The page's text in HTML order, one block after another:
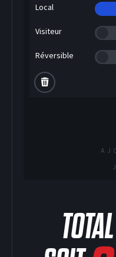
Local
Visiteur
Réversible